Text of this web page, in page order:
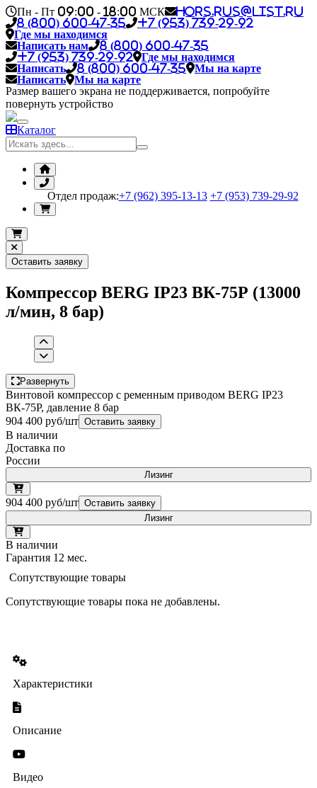
Пн - Пт 09:00 - 18:00 МСК
hors.rus@list.ru
8 (800) 600-47-35
+7 (953) 739-29-92
Где мы находимся
Написать нам
8 (800) 600-47-35
+7 (953) 739-29-92
Где мы находимся
Написать
8 (800) 600-47-35
Мы на карте
Написать
Мы на карте
Размер вашего экрана не поддерживается, попробуйте
повернуть устройство
Каталог
Отдел продаж:+7 (962) 395-13-13 +7 (953) 739-29-92
Оставить заявку
Компрессор BERG IP23 ВК-75Р (13000
л/мин, 8 бар)
Развернуть
Винтовой компрессор с ременным приводом BERG IP23
ВК-75Р, давление 8 бар
904 400 руб/шт Оставить заявку
В наличии
Доставка по
России
Лизинг
904 400 руб/шт Оставить заявку
Лизинг
В наличии
Гарантия 12 мес.
Сопутствующие товары
Сопутствующие товары пока не добавлены.
Характеристики
Описание
Видео